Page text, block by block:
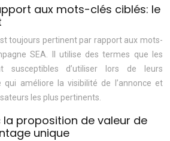
aux mots-clés ciblés: le
toujours pertinent par rapport aux mots-
SEA. Il utilise des termes que les
susceptibles d’utiliser lors de leurs
qui améliore la visibilité de l’annonce et
les plus pertinents.
proposition de valeur de
unique